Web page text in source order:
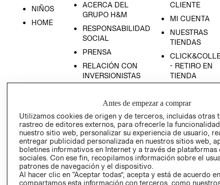
NIÑOS
HOME
ACERCA DEL
GRUPO H&M
RESPONSABILIDAD
SOCIAL
PRENSA
RELACIÓN CON
INVERSIONISTAS
EMPRESARIAL
CLIENTE
MI CUENTA
NUESTRAS
TIENDAS
- RETIRO EN
TIENDA
AVISO DE
PRIVACIDAD
GIFT CARD
AVISO DE
COOKIES
Antes de empezar a comprar
Utilizamos cookies de origen y de terceros, incluidas otras
rastreo de editores externos, para ofrecerle la
nuestro sitio web, personalizar su experiencia de usuario,
entregar publicidad personalizada en nuestros sitios web,
boletines informativos en Internet y a través de plataformas
sociales. Con ese fin, recopilamos información sobre el
patrones de navegación y el dispositivo.
Al hacer clic en “Aceptar todas”, acepta y está de acuerdo
compartamos esta información con terceros, como